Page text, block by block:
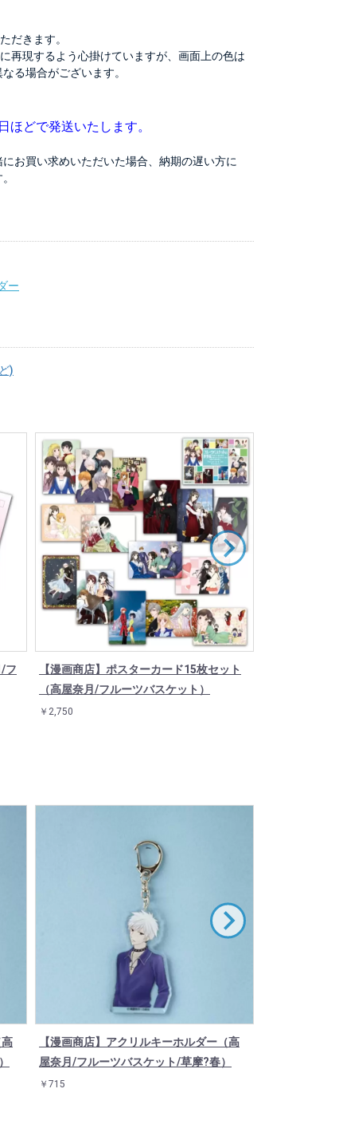
だきます。
再現するよう心掛けていますが、画面上の色は
る場合がございます。
ほどで発送いたします。
お買い求めいただいた場合、納期の遅い方に
ー
)
/フ
【漫画商店】ポスターカード15枚セット
（高屋奈月/フルーツバスケット）
￥2,750
【漫画商店】アクリルキーホルダー（高
屋奈月/フルーツバスケット/草摩?春）
￥715